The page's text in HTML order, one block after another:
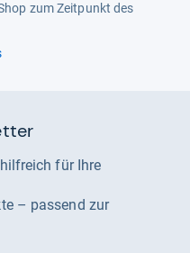
zum Zeitpunkt des